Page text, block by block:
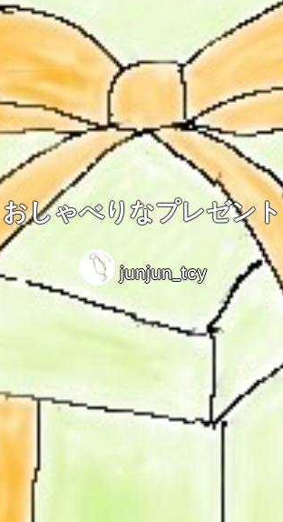
おしゃべりなプレゼント
junjun_tcy